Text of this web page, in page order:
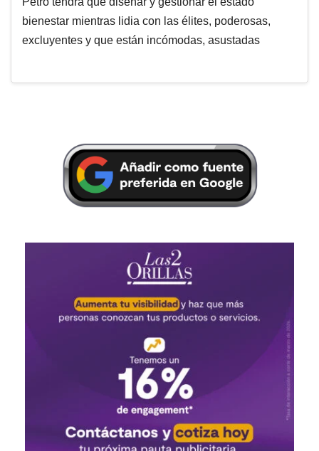
bienestar mientras lidia con las élites, poderosas,
excluyentes y que están incómodas, asustadas